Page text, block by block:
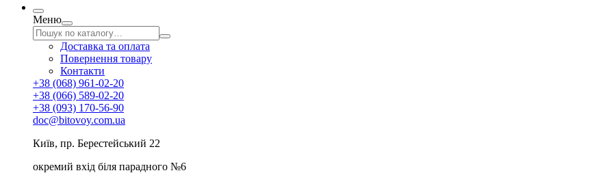
Меню
Доставка та оплата
Повернення товару
Контакти
+38 (068) 961-02-20
+38 (066) 589-02-20
+38 (093) 170-56-90
doc@bitovoy.com.ua
Київ, пр. Берестейський 22
окремий вхід біля парадного №6